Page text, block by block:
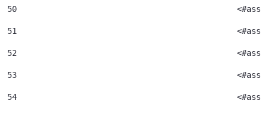
50
51
52
53
54